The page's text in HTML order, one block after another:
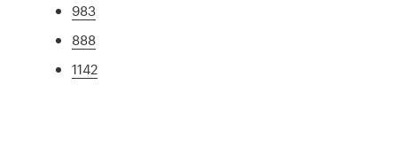
983
888
1142